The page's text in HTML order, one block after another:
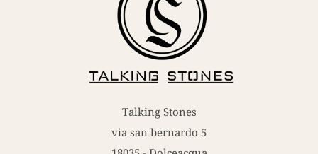
Talking Stones
via san bernardo 5